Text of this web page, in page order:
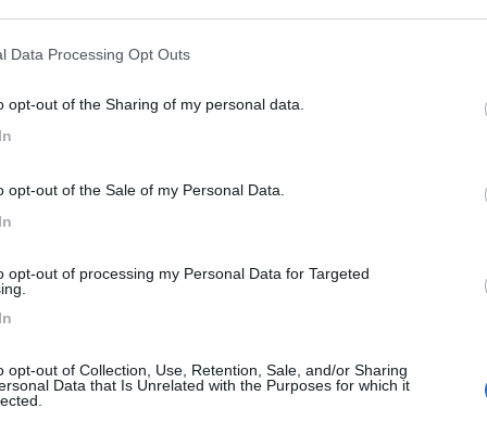
Data Processing Opt Outs
opt-out of the Sharing of my personal data.
opt-out of the Sale of my Personal Data.
opt-out of processing my Personal Data for Targeted
opt-out of Collection, Use, Retention, Sale, and/or Sharing
Data that Is Unrelated with the Purposes for which it
nel pressi dell'albergo Smeraldo, a pochi met...
- 4.1km
Posizione
- 4.4km
28
8,7